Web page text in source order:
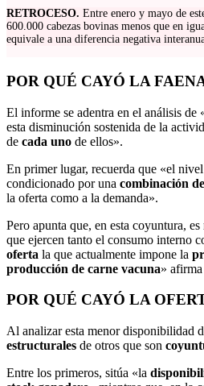
RETROCESO. Entre enero y mayo de
600.000 cabezas bovinas menos que en
equivale a una diferencia negativa
POR QUÉ CAYÓ LA
El informe se adentra en el análisis de
esta disminución sostenida de la
de cada uno de ellos».
En primer lugar, recuerda que «el
condicionado por una combinación
la oferta como a la demanda».
Pero apunta que, en esta coyuntura,
que ejercen tanto el consumo interno
oferta la que actualmente impone la
producción de carne vacuna»
POR QUÉ CAYÓ LA
Al analizar esta menor disponibilidad
estructurales de otros que son
Entre los primeros, sitúa «la